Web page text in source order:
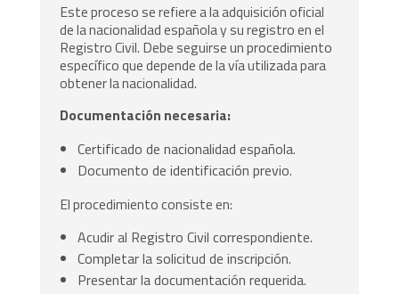
Este proceso se refiere a la adquisición oficial
de la nacionalidad española y su registro en el
Registro Civil. Debe seguirse un procedimiento
específico que depende de la vía utilizada para
obtener la nacionalidad.
Documentación necesaria:
Certificado de nacionalidad española.
Documento de identificación previo.
El procedimiento consiste en:
Acudir al Registro Civil correspondiente.
Completar la solicitud de inscripción.
Presentar la documentación requerida.